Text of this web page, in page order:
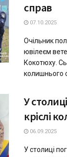
справ
07.10.2025
Очільник
ювілеєм
Кокотюху.
колишнього
У
кріслі
06.09.2025
У столиці